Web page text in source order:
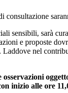
sensibili, sarà
e proposte
nel
inizio alle ore